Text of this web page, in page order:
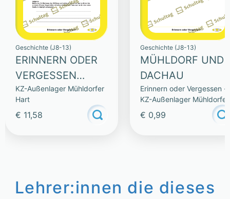
Geschichte (J8-13)
ERINNERN ODER
VERGESSEN
(SAMMLUNG)
KZ-Außenlager Mühldorfer
Hart
€ 11,58
Geschichte (J8-13)
MÜHLDORF UND
DACHAU
Erinnern oder Vergessen -
KZ-Außenlager Mühldorfer
Hart
€ 0,99
Lehrer:innen die dieses